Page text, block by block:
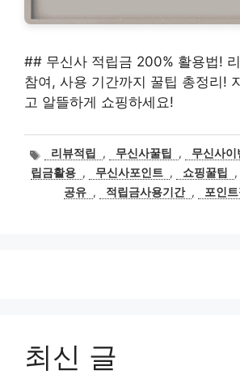
## 무신사 적립금 200% 활용법!
참여, 사용 기간까지 꿀팁 총정리!
고 알뜰하게 쇼핑하세요!
태
그
리뷰적립 , 무신사꿀팁 , 무신사이
립금활용 , 무신사포인트 , 쇼핑꿀팁 ,
공유 , 적립금사용기간 , 포인
최신 글